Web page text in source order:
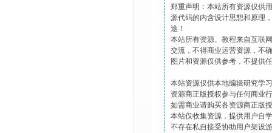
郑重声明：本站所有资源仅供
源代码的内含设计思想和原理
途！
本站所有资源、教程来自互联
交流，不得商业运营资源，不
图片和资源仅供参考，不提供
本站资源仅供本地编辑研究学
资源商正版授权参与任何商业
如需商业请购买各资源商正版
本站仅收集资源，提供用户自
不存在私自接受协助用户架设